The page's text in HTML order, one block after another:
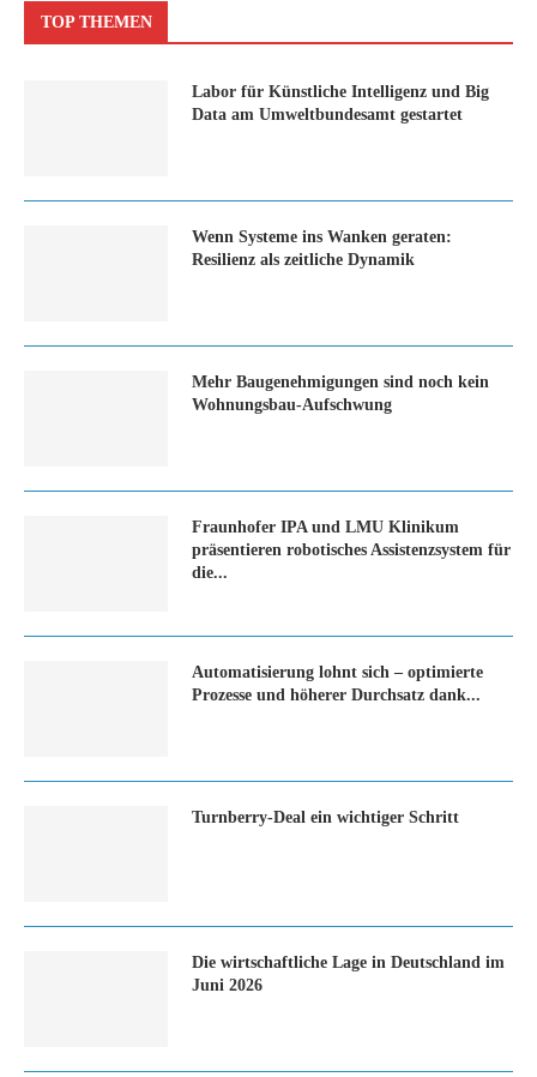
TOP THEMEN
Labor für Künstliche Intelligenz und Big
Data am Umweltbundesamt gestartet
Wenn Systeme ins Wanken geraten:
Resilienz als zeitliche Dynamik
Mehr Baugenehmigungen sind noch kein
Wohnungsbau-Aufschwung
Fraunhofer IPA und LMU Klinikum
präsentieren robotisches Assistenzsystem für
die...
Automatisierung lohnt sich – optimierte
Prozesse und höherer Durchsatz dank...
Turn­ber­ry-Deal ein wich­ti­ger Schritt
Die wirtschaftliche Lage in Deutschland im
Juni 2026